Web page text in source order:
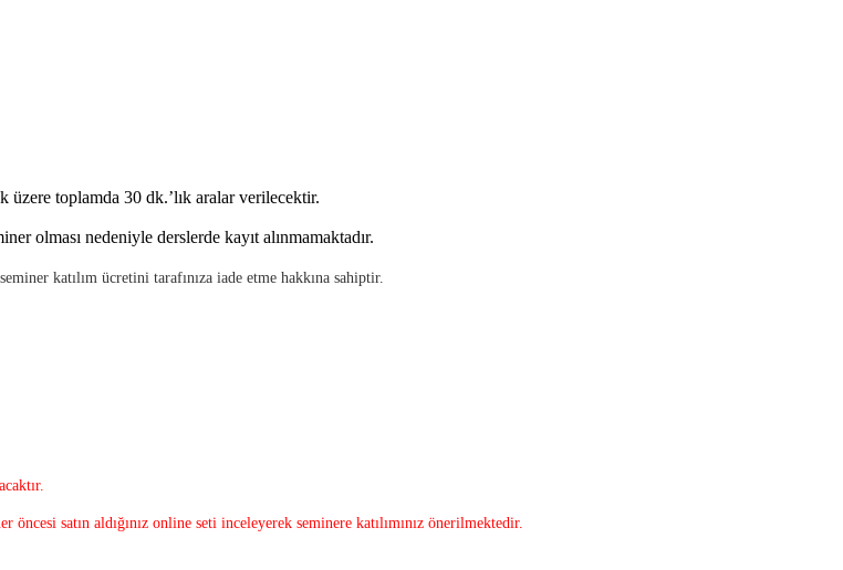
üzere toplamda 30 dk.’lık aralar verilecektir.
olması nedeniyle derslerde kayıt alınmamaktadır.
katılım ücretini tarafınıza iade etme hakkına sahiptir.
satın aldığınız online seti inceleyerek seminere katılımınız önerilmektedir.